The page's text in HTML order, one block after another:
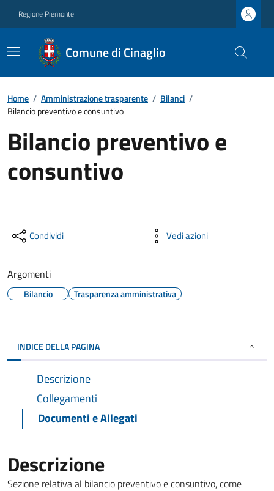
Regione Piemonte
Comune di Cinaglio
Home / Amministrazione trasparente / Bilanci /
Bilancio preventivo e consuntivo
Bilancio preventivo e
consuntivo
Condividi Vedi azioni
Argomenti
Bilancio Trasparenza amministrativa
INDICE DELLA PAGINA
Descrizione
Collegamenti
Documenti e Allegati
Descrizione
Sezione relativa al bilancio preventivo e consuntivo, come